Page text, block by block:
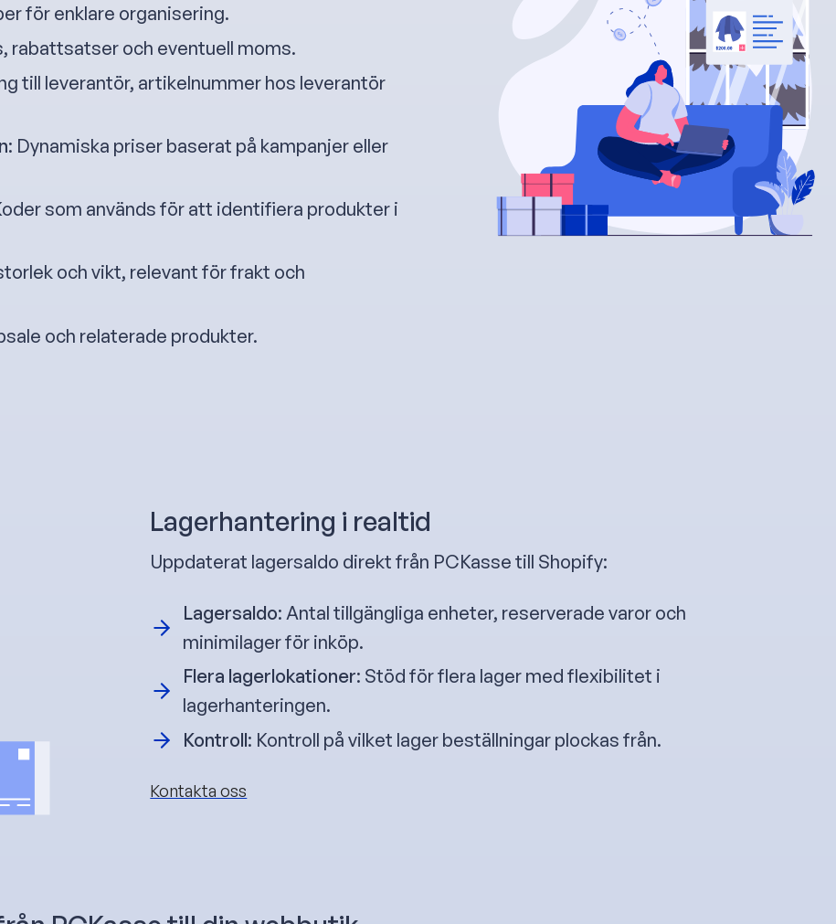
för enklare organisering.
rabattsatser och eventuell moms.
till leverantör, artikelnummer hos leverantör
: Dynamiska priser baserat på kampanjer eller
som används för att identifiera produkter i
och vikt, relevant för frakt och
och relaterade produkter.
Lagerhantering i realtid
Uppdaterat lagersaldo direkt från PCKasse till Shopify:
Lagersaldo: Antal tillgängliga enheter, reserverade varor och
minimilager för inköp.
Flera lagerlokationer: Stöd för flera lager med flexibilitet i
lagerhanteringen.
Kontroll: Kontroll på vilket lager beställningar plockas från.
Kontakta oss